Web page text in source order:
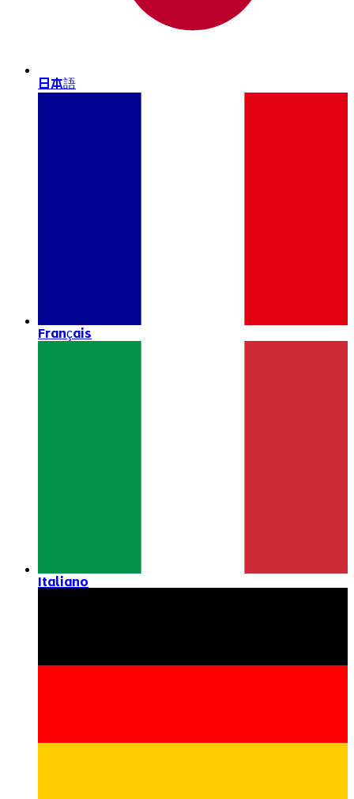
日本語
Français
Italiano